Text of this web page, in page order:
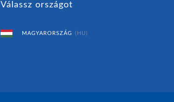
Válassz országot
MAGYARORSZÁG (HU)